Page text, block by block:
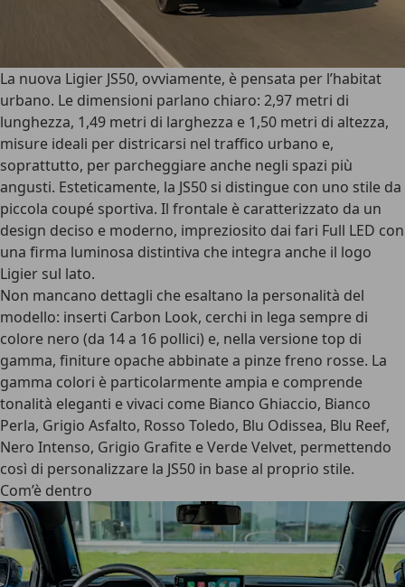
La nuova Ligier JS50, ovviamente, è pensata per l’habitat
urbano. Le dimensioni parlano chiaro: 2,97 metri di
lunghezza, 1,49 metri di larghezza e 1,50 metri di altezza,
misure ideali per districarsi nel traffico urbano e,
soprattutto, per parcheggiare anche negli spazi più
angusti. Esteticamente, la JS50 si distingue con uno stile da
piccola coupé sportiva. Il frontale è caratterizzato da un
design deciso e moderno, impreziosito dai fari Full LED con
una firma luminosa distintiva che integra anche il logo
Ligier sul lato.
Non mancano dettagli che esaltano la personalità del
modello: inserti Carbon Look, cerchi in lega sempre di
colore nero (da 14 a 16 pollici) e, nella versione top di
gamma, finiture opache abbinate a pinze freno rosse. La
gamma colori è particolarmente ampia e comprende
tonalità eleganti e vivaci come Bianco Ghiaccio, Bianco
Perla, Grigio Asfalto, Rosso Toledo, Blu Odissea, Blu Reef,
Nero Intenso, Grigio Grafite e Verde Velvet, permettendo
così di personalizzare la JS50 in base al proprio stile.
Com’è dentro